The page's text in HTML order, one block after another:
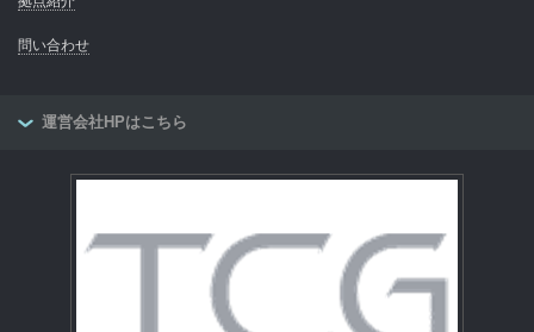
問い合わせ
運営会社HPはこちら